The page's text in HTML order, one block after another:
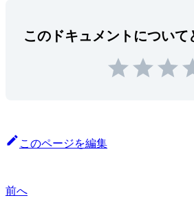
このドキュメントについ
このページを編集
前へ